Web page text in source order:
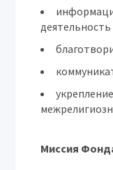
деятельность
Миссия